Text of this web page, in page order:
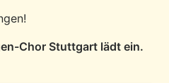
Chor Stuttgart lädt ein.